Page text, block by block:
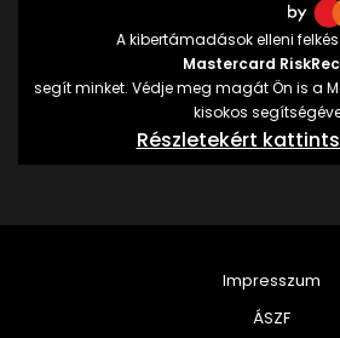
A kibertámadások elleni
Mastercard
segít minket. Védje meg magát Ön is a
kisokos
Részletekért
Impresszum
ÁSZF